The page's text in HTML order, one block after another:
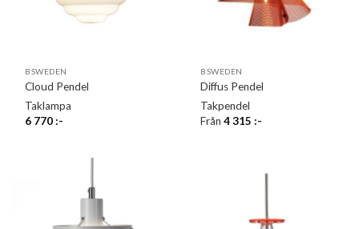
BSWEDEN
Cloud Pendel
Taklampa
6 770:-
BSWEDEN
Diffus Pendel
Takpendel
Från4 315:-